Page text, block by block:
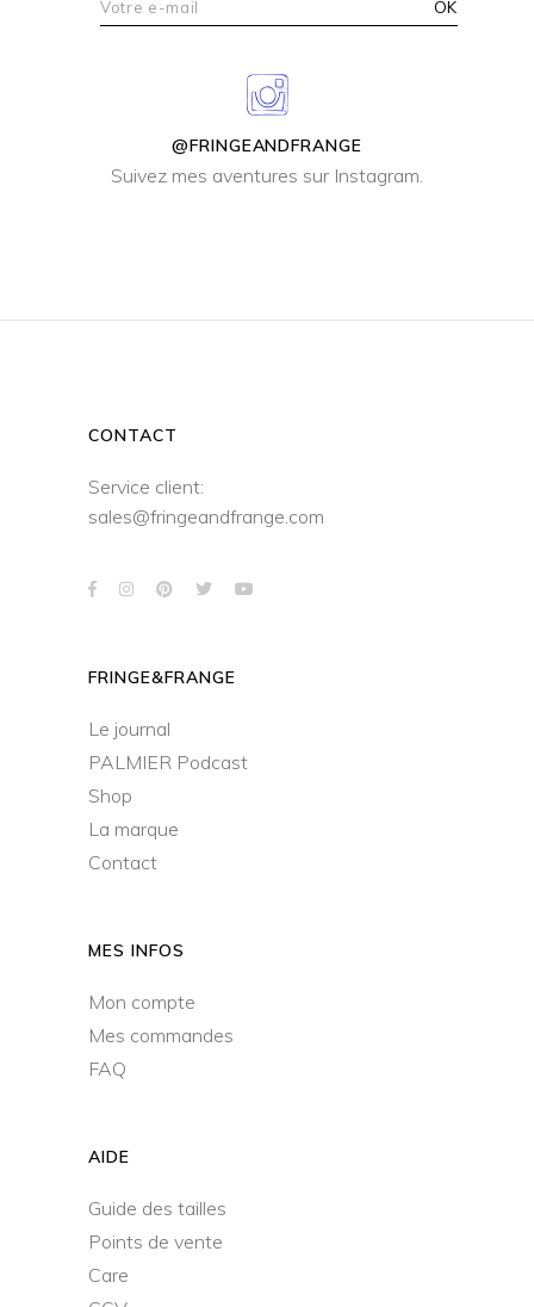
@FRINGEANDFRANGE
Suivez mes aventures sur Instagram.
CONTACT
Service client:
sales@fringeandfrange.com
FRINGE&FRANGE
Le journal
PALMIER Podcast
Shop
La marque
Contact
MES INFOS
Mon compte
Mes commandes
FAQ
AIDE
Guide des tailles
Points de vente
Care